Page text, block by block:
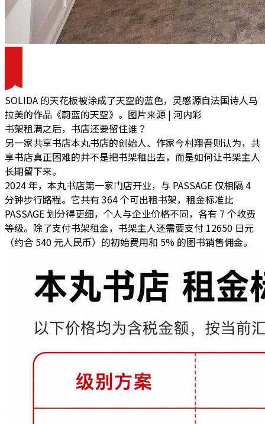
SOLIDA 的天花板被涂成了天空的蓝色，灵感源自法国诗人马
拉美的作品《蔚蓝的天空》。图片来源 | 河内彩
书架租满之后，书店还要留住谁？
另一家共享书店本丸书店的创始人、作家今村翔吾则认为， 共
享书店真正困难的并不是把书架租出去，而是如何让书架主人
长期留下来。
2024 年，本丸书店第一家门店开业，与 PASSAGE 仅相隔 4
分钟步行路程。它共有 364 个可出租书架， 租金标准比
PASSAGE 划分得更细，个人与企业价格不同，各有 7 个收费
等级。 除了支付书架租金，书架主人还需要支付 12650 日元
（约合 540 元人民币）的初始费用和 5% 的图书销售佣金。